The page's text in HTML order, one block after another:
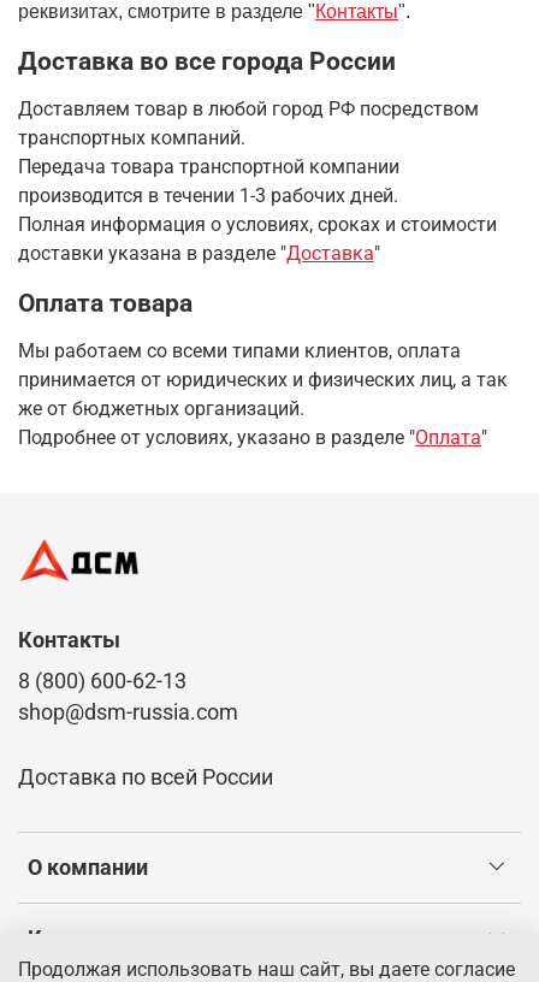
реквизитах, смотрите в разделе "Контакты".
Доставка во все города России
Доставляем товар в любой город РФ посредством
транспортных компаний.
Передача товара транспортной компании
производится в течении 1-3 рабочих дней.
Полная информация о условиях, сроках и стоимости
доставки указана в разделе "Доставка"
Оплата товара
Мы работаем со всеми типами клиентов, оплата
принимается от юридических и физических лиц, а так
же от бюджетных организаций.
Подробнее от условиях, указано в разделе "Оплата"
О компании
Клиентам
Контакты
8 (800) 600-62-13
shop@dsm-russia.com
Доставка по всей России
Продолжая использовать наш сайт, вы даете согласие